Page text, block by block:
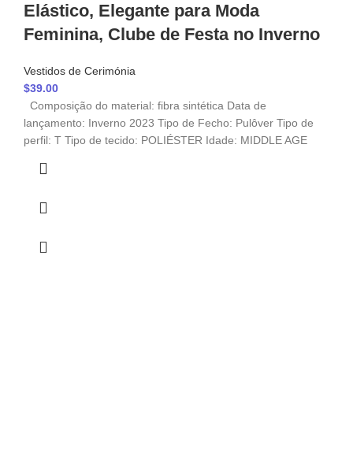
Elástico, Elegante para Moda
Feminina, Clube de Festa no Inverno
Vestidos de Cerimónia
$39.00
Composição do material: fibra sintética Data de
lançamento: Inverno 2023 Tipo de Fecho: Pulôver Tipo de
perfil: T Tipo de tecido: POLIÉSTER Idade: MIDDLE AGE